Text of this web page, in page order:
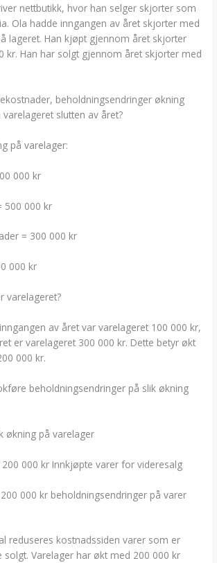
nettbutikk, hvor han selger skjorter som
Ola hadde inngangen av året skjorter med
lageret. Han kjøpt gjennom året skjorter
kr. Han har solgt gjennom året skjorter med
beholdningsendringer økning
slutten av året?
på varelager:
000 kr
500 000 kr
= 300 000 kr
000 kr
varelageret?
av året var varelageret 100 000 kr,
er varelageret 300 000 kr. Dette betyr økt
000 kr.
beholdningsendringer på slik økning
økning på varelager
000 kr Innkjøpte varer for videresalg
000 kr beholdningsendringer på varer
reduseres kostnadssiden varer som er
solgt. Varelager har økt med 200 000 kr